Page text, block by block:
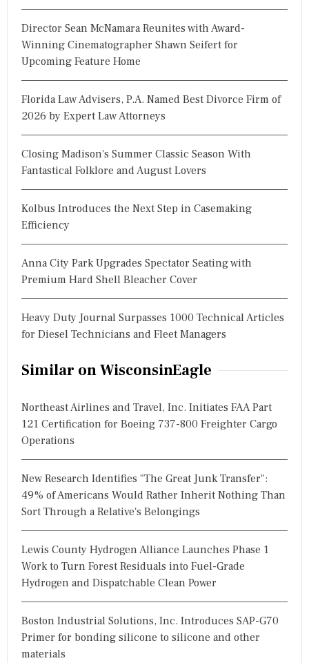
Director Sean McNamara Reunites with Award-
Winning Cinematographer Shawn Seifert for
Upcoming Feature Home
Florida Law Advisers, P.A. Named Best Divorce Firm of
2026 by Expert Law Attorneys
Closing Madison's Summer Classic Season With
Fantastical Folklore and August Lovers
Kolbus Introduces the Next Step in Casemaking
Efficiency
Anna City Park Upgrades Spectator Seating with
Premium Hard Shell Bleacher Cover
Heavy Duty Journal Surpasses 1000 Technical Articles
for Diesel Technicians and Fleet Managers
Similar on WisconsinEagle
Northeast Airlines and Travel, Inc. Initiates FAA Part
121 Certification for Boeing 737-800 Freighter Cargo
Operations
New Research Identifies "The Great Junk Transfer":
49% of Americans Would Rather Inherit Nothing Than
Sort Through a Relative's Belongings
Lewis County Hydrogen Alliance Launches Phase 1
Work to Turn Forest Residuals into Fuel-Grade
Hydrogen and Dispatchable Clean Power
Boston Industrial Solutions, Inc. Introduces SAP-G70
Primer for bonding silicone to silicone and other
materials